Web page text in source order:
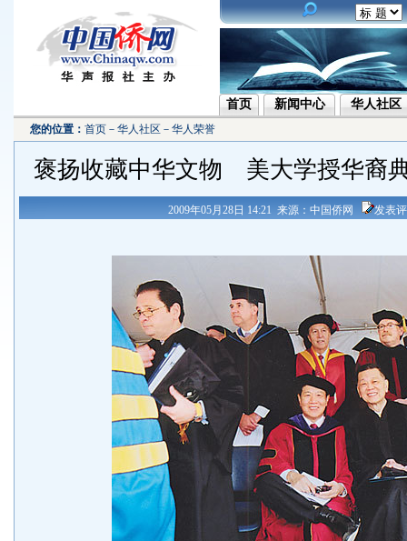
首页 新闻中心 华人社区
您的位置： 首页 － 华人社区 － 华人荣誉
褒扬收藏中华文物 美大学授华裔
2009年05月28日 14:21 来源：中国侨网 发表